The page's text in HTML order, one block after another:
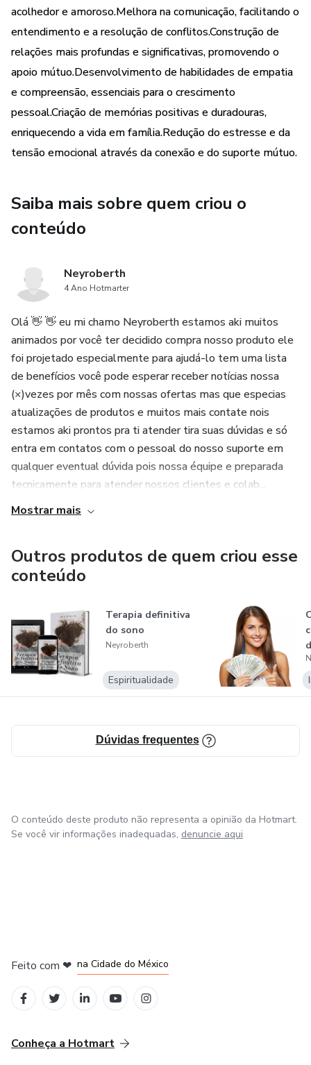
acolhedor e amoroso.Melhora na comunicação, facilitando o
entendimento e a resolução de conflitos.Construção de
relações mais profundas e significativas, promovendo o
apoio mútuo.Desenvolvimento de habilidades de empatia
e compreensão, essenciais para o crescimento
pessoal.Criação de memórias positivas e duradouras,
enriquecendo a vida em família.Redução do estresse e da
tensão emocional através da conexão e do suporte mútuo.
Saiba mais sobre quem criou o
conteúdo
Neyroberth
4 Ano Hotmarter
Olá 👋 👋 eu mi chamo Neyroberth estamos aki muitos
animados por você ter decidido compra nosso produto ele
foi projetado especialmente para ajudá-lo tem uma lista
de benefícios você pode esperar receber notícias nossa
(×)vezes por mês com nossas ofertas mas que especias
atualizações de produtos e muitos mais contate nois
estamos aki prontos pra ti atender tira suas dúvidas e só
entra em contatos com o pessoal do nosso suporte em
qualquer eventual dúvida pois nossa équipe e preparada
tecnicamente para atender nossos clientes e colab...
Mostrar mais
Outros produtos de quem criou esse
conteúdo
Terapia definitiva
do sono
Neyroberth
Espiritualidade
Dúvidas frequentes
O conteúdo deste produto não representa a opinião da Hotmart.
Se você vir informações inadequadas, denuncie aqui
Feito com ❤ na Cidade do México
Conheça a Hotmart